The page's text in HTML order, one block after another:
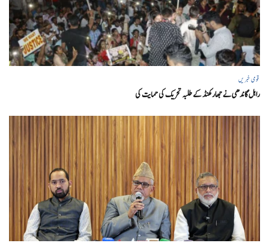
قومی خبریں
راہل گاندھی نے جھارکھنڈ کے طلبہ تحریک کی حمایت کی